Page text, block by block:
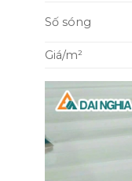
Số sóng
Giá/m²